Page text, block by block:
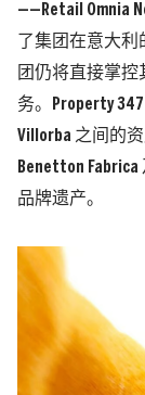
—— Retail Omnia
了集团在意大
团仍将直接掌
务。Property
Villorba 之间的
Benetton
品牌遗产。